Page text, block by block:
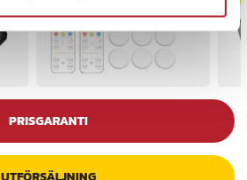
PRISGARANTI